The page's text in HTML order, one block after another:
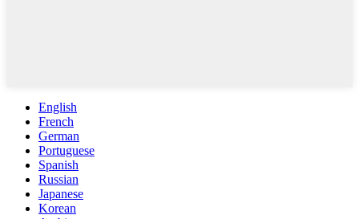
English
French
German
Portuguese
Spanish
Russian
Japanese
Korean